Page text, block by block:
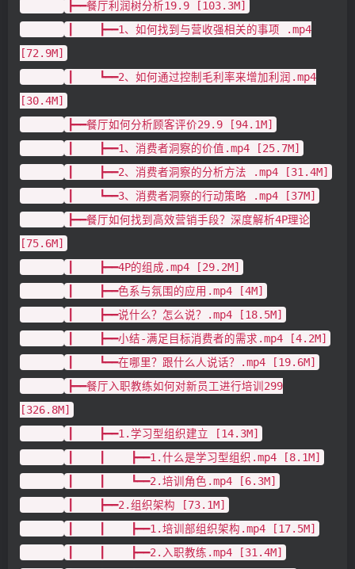
┣━━餐厅利润树分析19.9 [103.3M]
┃ ┣━━1、如何找到与营收强相关的事项 .mp4
[72.9M]
┃ ┗━━2、如何通过控制毛利率来增加利润.mp4
[30.4M]
┣━━餐厅如何分析顾客评价29.9 [94.1M]
┃ ┣━━1、消费者洞察的价值.mp4 [25.7M]
┃ ┣━━2、消费者洞察的分析方法 .mp4 [31.4M]
┃ ┗━━3、消费者洞察的行动策略 .mp4 [37M]
┣━━餐厅如何找到高效营销手段？深度解析4P理论
[75.6M]
┃ ┣━━4P的组成.mp4 [29.2M]
┃ ┣━━色系与氛围的应用.mp4 [4M]
┃ ┣━━说什么？怎么说？.mp4 [18.5M]
┃ ┣━━小结-满足目标消费者的需求.mp4 [4.2M]
┃ ┗━━在哪里？跟什么人说话？.mp4 [19.6M]
┣━━餐厅入职教练如何对新员工进行培训299
[326.8M]
┃ ┣━━1.学习型组织建立 [14.3M]
┃ ┃ ┣━━1.什么是学习型组织.mp4 [8.1M]
┃ ┃ ┗━━2.培训角色.mp4 [6.3M]
┃ ┣━━2.组织架构 [73.1M]
┃ ┃ ┣━━1.培训部组织架构.mp4 [17.5M]
┃ ┃ ┣━━2.入职教练.mp4 [31.4M]